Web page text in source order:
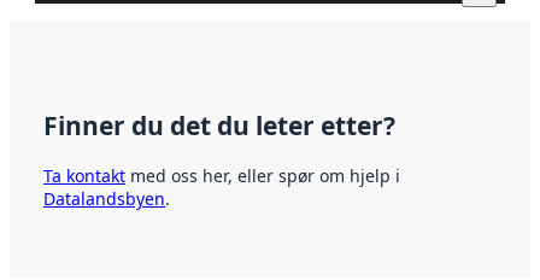
Finner du det du leter etter?
Ta kontakt med oss her, eller spør om hjelp i
Datalandsbyen.